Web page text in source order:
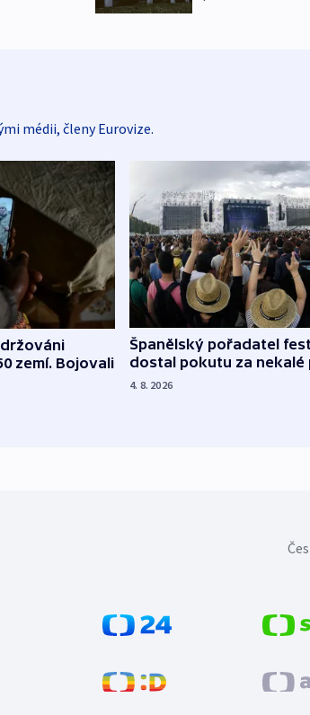
médii, členy Eurovize.
zemí. Bojovali
Španělský pořadatel
dostal pokutu za
4. 8. 2026